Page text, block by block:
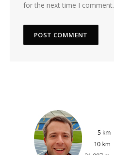
for the next time I comment.